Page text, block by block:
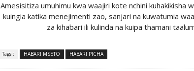
Amesisitiza umuhimu kwa waajiri kote nchini kuhakikisha
kuingia katika menejimenti zao, sanjari na kuwatumia
za kihabari ili kulinda na kuipa thamani
Tags : HABARI MSETO HABARI PICHA